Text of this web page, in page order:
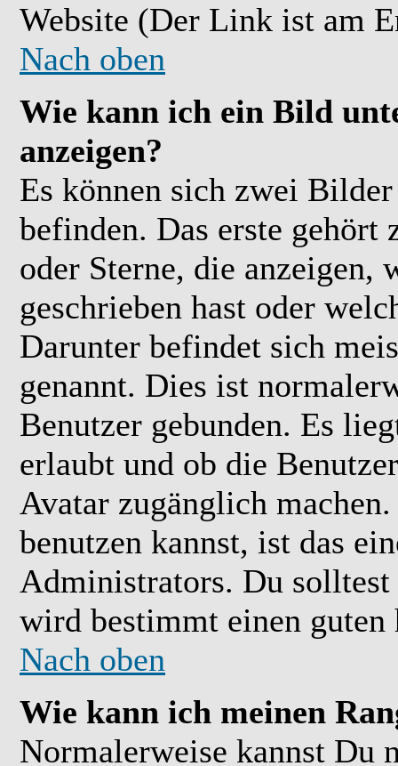
Website (Der Link ist am
Nach oben
Wie kann ich ein Bild
anzeigen?
Es können sich zwei
befinden. Das erste gehört
oder Sterne, die anzeigen,
geschrieben hast oder
Darunter befindet sich
genannt. Dies ist
Benutzer gebunden. Es
erlaubt und ob die
Avatar zugänglich
benutzen kannst, ist das
Administrators. Du
wird bestimmt einen guten
Nach oben
Wie kann ich meinen
Normalerweise kannst Du